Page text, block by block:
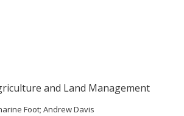
and Land Management
Foot; Andrew Davis